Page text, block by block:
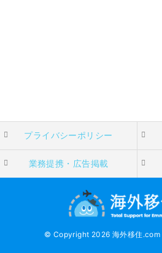
プライバシーポリシー
業務提携・広告掲載
© Copyright 2026 海外移住